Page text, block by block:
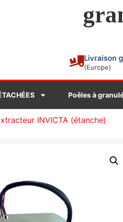
Livraison
(Europe)
Poêles à
INVICTA (étanche)